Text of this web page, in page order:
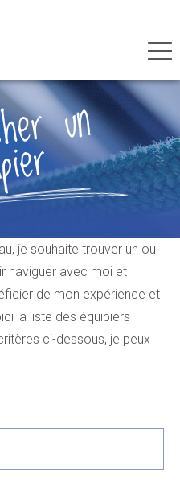
je souhaite trouver un ou
naviguer avec moi et
de mon expérience et
la liste des équipiers
ci-dessous, je peux